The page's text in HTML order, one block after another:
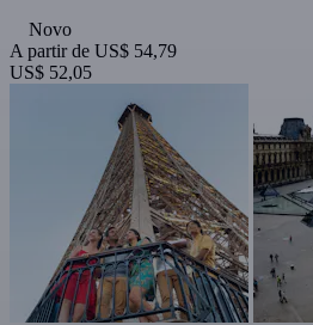
Novo
A partir de US$ 54,79
US$ 52,05